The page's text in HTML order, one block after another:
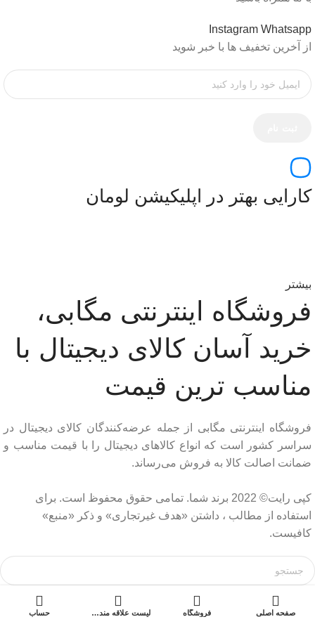
Instagram Whatsapp
از آخرین تخفیف ها با خبر شوید
کارایی بهتر در اپلیکیشن لومان
بیشتر
فروشگاه اینترنتی مگابی،
خرید آسان کالای دیجیتال با
مناسب ترین قیمت
فروشگاه اینترنتی مگابی از جمله عرضه‌کنندگان کالای دیجیتال در
سراسر کشور است که انواع کالاهای دیجیتال را با قیمت مناسب و
ضمانت اصالت کالا به فروش می‌رساند.
کپی رایت© 2022 برند شما. تمامی حقوق محفوظ است. برای
استفاده از مطالب ، داشتن «هدف غیرتجاری» و ذکر «منبع»
کافیست.
صفحه اصلی فروشگاه لیست علاقه مندی ها حساب
افزودن به سبد خرید